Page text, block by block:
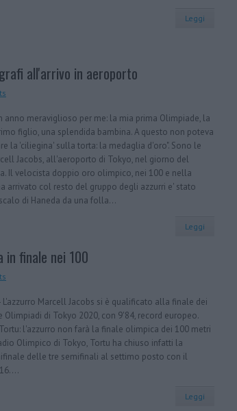
Leggi
all'arrivo in aeroporto
anno meraviglioso per me: la mia prima Olimpiade, la
figlio, una splendida bambina. A questo non poteva
la 'ciliegina' sulla torta: la medaglia d'oro". Sono le
Jacobs, all'aeroporto di Tokyo, nel giorno del
Il velocista doppio oro olimpico, nei 100 e nella
arrivato col resto del gruppo degli azzurri e' stato
di Haneda da una folla...
Leggi
in finale nei 100
L'azzurro Marcell Jacobs si è qualificato alla finale dei
Olimpiadi di Tokyo 2020, con 9'84, record europeo.
l'azzurro non farà la finale olimpica dei 100 metri
Olimpico di Tokyo, Tortu ha chiuso infatti la
delle tre semifinali al settimo posto con il
Leggi